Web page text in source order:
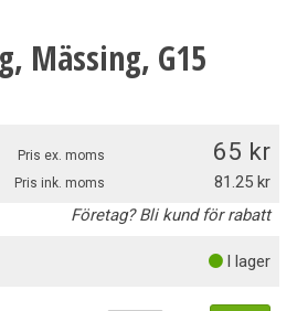
Mässing, G15
Pris ex. moms 65
Pris ink. moms
81.25
Företag? Bli kund för rabatt
I lager